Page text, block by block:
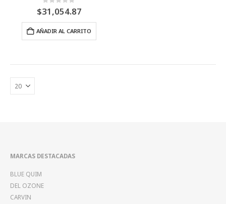
0 Fuera de 5
$31,054.87
AÑADIR AL CARRITO
MARCAS DESTACADAS
BLUE QUIM
DEL OZONE
CARVIN